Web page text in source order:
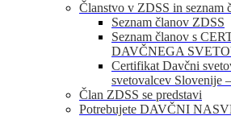
Članstvo v ZDSS in seznam
Seznam članov ZDSS
Seznam članov s
DAVČNEGA
Certifikat Davčni
svetovalcev Slovenije
Član ZDSS se predstavi
Potrebujete DAVČNI